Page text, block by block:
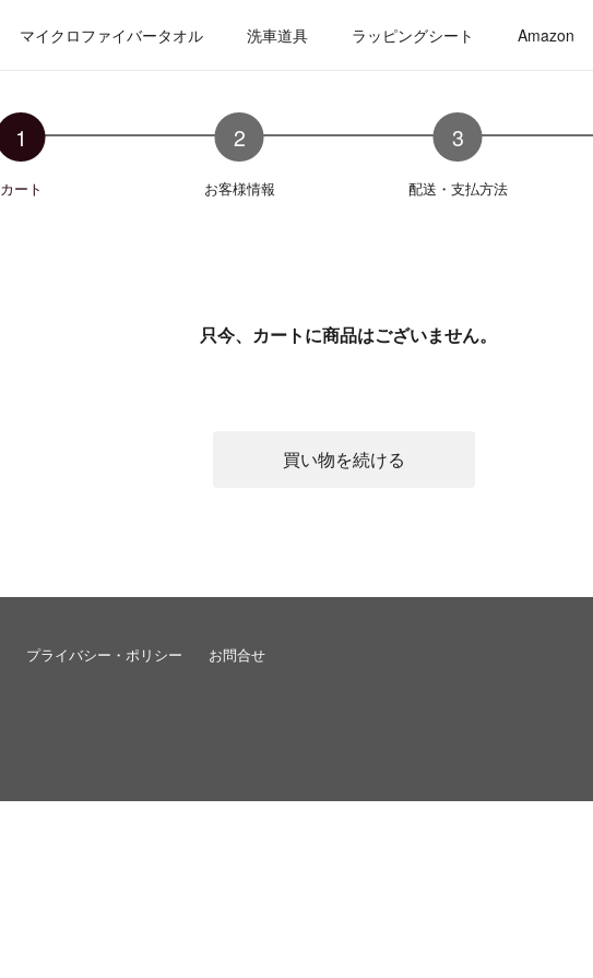
マイクロファイバータオル 洗車道具 ラッピングシート Amazon
カート お客様情報 配送・支払方法
只今、カートに商品はございません。
プライバシー・ポリシー お問合せ